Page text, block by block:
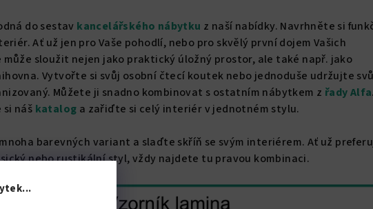
do sestav kancelářského nábytku z naší nabídky. Navrhněte si
Ať už jen pro Vaše pohodlí, nebo pro skvělý první dojem Vašich
může sloužit nejen jako praktický úložný prostor, ale také např. jako
Vytvořte si svůj osobní čtecí koutek nebo jednoduše udržujte
Můžete ji snadno kombinovat s ostatním nábytkem z řady Alfa
náš katalog a zařiďte si celý interiér v jednotném stylu.
barevných variant a slaďte skříň se svým interiérem. Ať už
nebo rustikální styl, vždy najdete tu pravou kombinaci.